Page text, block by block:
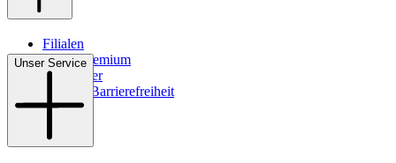
Filialen
WMS-Premium
Newsletter
Digitale Barrierefreiheit
Unser Service